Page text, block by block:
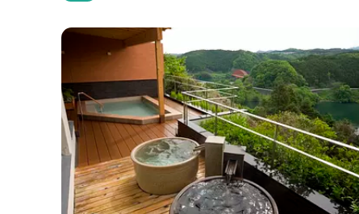
湧くアルカリ性単純温泉はしっとり滑らかな肌触り
で美肌効果も期待できます。地元のスギ材を用いた
大浴場は、泡風呂を備えた「上忍の湯」、打たせ湯
を備えた「くのいちの...